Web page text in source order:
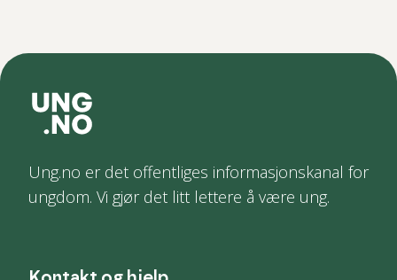
Ung.no er det offentliges informasjonskanal for
ungdom. Vi gjør det litt lettere å være ung.